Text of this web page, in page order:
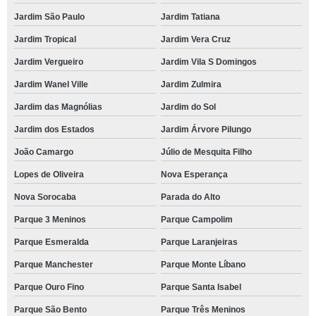
Jardim São Paulo Jardim Tatiana
Jardim Tropical Jardim Vera Cruz
Jardim Vergueiro Jardim Vila S Domingos
Jardim Wanel Ville Jardim Zulmira
Jardim das Magnólias Jardim do Sol
Jardim dos Estados Jardim Árvore Pilungo
João Camargo Júlio de Mesquita Filho
Lopes de Oliveira Nova Esperança
Nova Sorocaba Parada do Alto
Parque 3 Meninos Parque Campolim
Parque Esmeralda Parque Laranjeiras
Parque Manchester Parque Monte Líbano
Parque Ouro Fino Parque Santa Isabel
Parque São Bento Parque Três Meninos